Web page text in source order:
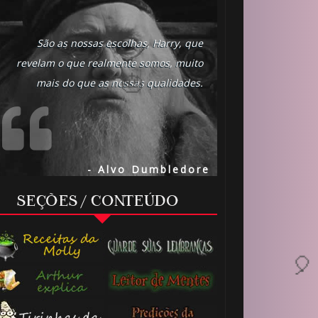
São as nossas escolhas, Harry, que
revelam o que realmente somos, muito
mais do que as nossas qualidades.
- Alvo Dumbledore
SEÇÕES / CONTEÚDO